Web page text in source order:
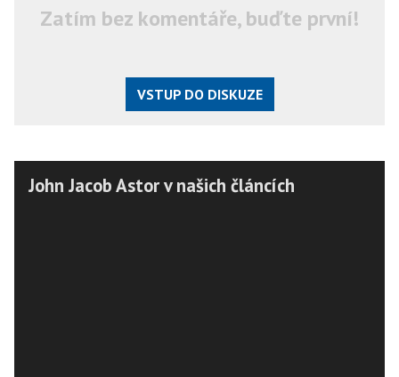
Zatím bez komentáře, buďte první!
VSTUP DO DISKUZE
John Jacob Astor v našich článcích